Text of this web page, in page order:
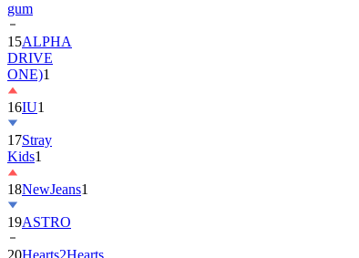
15ALPHA
DRIVE
ONE)1
16IU1
17Stray
Kids
18NewJeans
19ASTRO
20Hearts2Hearts
21songhyekyo